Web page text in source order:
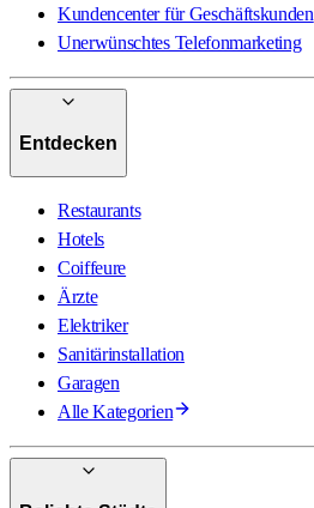
Kundencenter für Geschäftskunden
Unerwünschtes Telefonmarketing
Entdecken
Restaurants
Hotels
Coiffeure
Ärzte
Elektriker
Sanitärinstallation
Garagen
Alle Kategorien